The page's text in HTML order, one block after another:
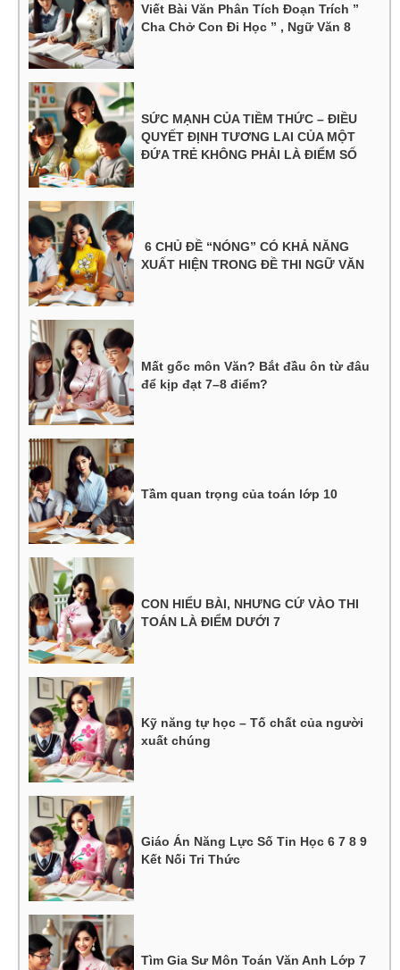
Viết Bài Văn Phân Tích Đoạn Trích ”
Cha Chở Con Đi Học ” , Ngữ Văn 8
SỨC MẠNH CỦA TIỀM THỨC – ĐIỀU
QUYẾT ĐỊNH TƯƠNG LAI CỦA MỘT
ĐỨA TRẺ KHÔNG PHẢI LÀ ĐIỂM SỐ
6 CHỦ ĐỀ “NÓNG” CÓ KHẢ NĂNG
XUẤT HIỆN TRONG ĐỀ THI NGỮ VĂN
Mất gốc môn Văn? Bắt đầu ôn từ đâu
để kịp đạt 7–8 điểm?
Tầm quan trọng của toán lớp 10
CON HIỂU BÀI, NHƯNG CỨ VÀO THI
TOÁN LÀ ĐIỂM DƯỚI 7
Kỹ năng tự học – Tố chất của người
xuất chúng
Giáo Án Năng Lực Số Tin Học 6 7 8 9
Kết Nối Tri Thức
Tìm Gia Sư Môn Toán Văn Anh Lớp 7